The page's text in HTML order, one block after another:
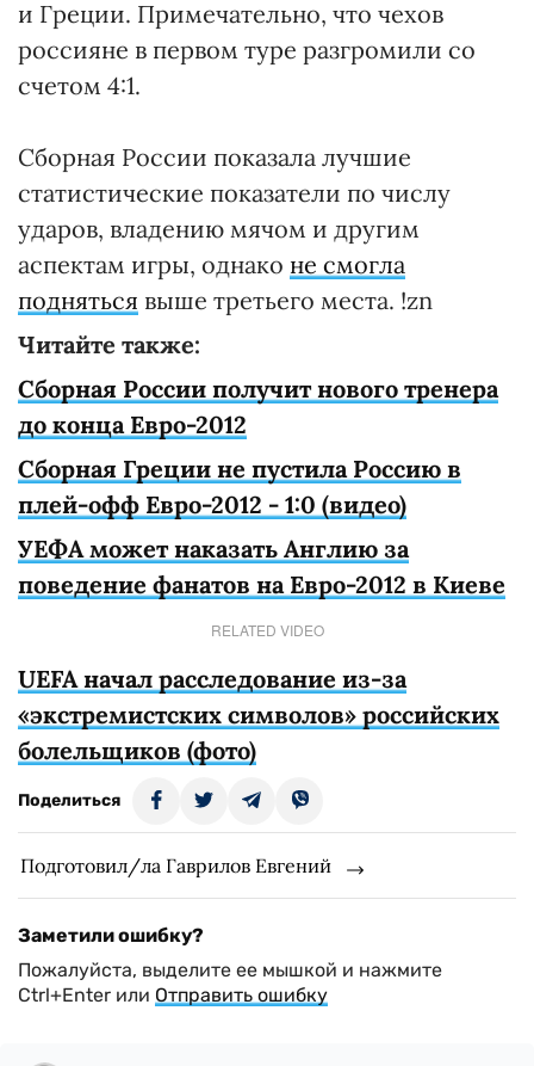
и Греции. Примечательно, что чехов
россияне в первом туре разгромили со
счетом 4:1.
Сборная России показала лучшие
статистические показатели по числу
ударов, владению мячом и другим
аспектам игры, однако не смогла
подняться выше третьего места. !zn
Читайте также:
Сборная России получит нового тренера
до конца Евро-2012
Сборная Греции не пустила Россию в
плей-офф Евро-2012 - 1:0 (видео)
УЕФА может наказать Англию за
поведение фанатов на Евро-2012 в Киеве
RELATED VIDEO
UEFA начал расследование из-за
«экстремистских символов» российских
болельщиков (фото)
Поделиться
Подготовил/ла Гаврилов Евгений
Заметили ошибку?
Пожалуйста, выделите ее мышкой и нажмите
Ctrl+Enter или Отправить ошибку